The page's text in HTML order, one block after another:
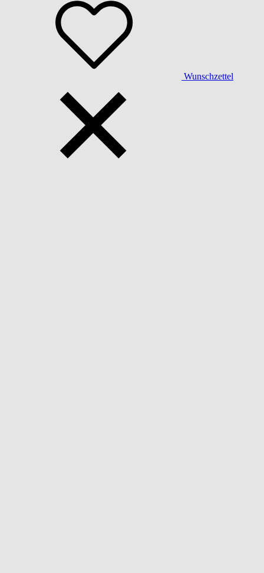
Wunschzettel